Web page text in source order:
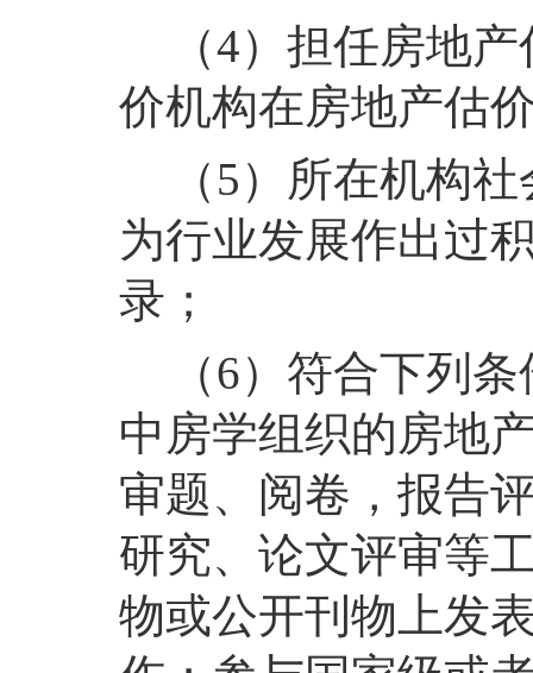
（4）担任房地
价机构在房地产估
（5）所在机构
为行业发展作出过
录；
（6）符合下列
中房学组织的房地
审题、阅卷，报告
研究、论文评审等
物或公开刊物上发